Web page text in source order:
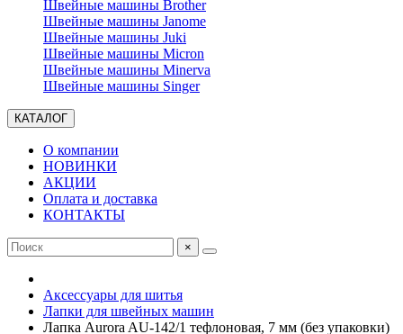
Швейные машины Brother
Швейные машины Janome
Швейные машины Juki
Швейные машины Micron
Швейные машины Minerva
Швейные машины Singer
КАТАЛОГ
О компании
НОВИНКИ
АКЦИИ
Оплата и доставка
КОНТАКТЫ
×
Аксессуары для шитья
Лапки для швейных машин
Лапка Aurora AU-142/1 тефлоновая, 7 мм (без упаковки)